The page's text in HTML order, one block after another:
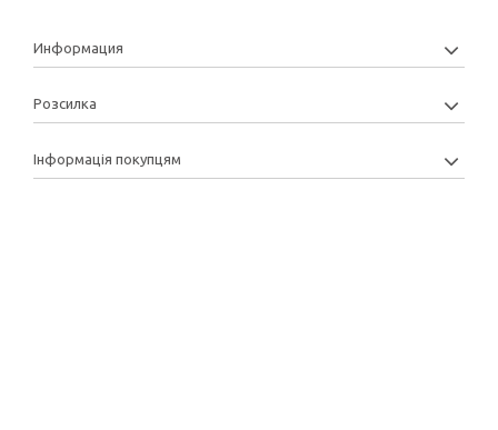
Информация
Розсилка
Інформація покупцям